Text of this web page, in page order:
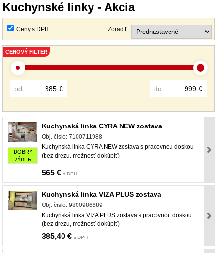
Kuchynské linky - Akcia
Ceny s DPH Zoradiť:
CENOVÝ FILTER
od € do €
DOBRÝ
VÝBER
Kuchynská linka CYRA NEW zostava
Obj. čislo: 7100711988
Kuchynská linka CYRA NEW zostava s pracovnou doskou
(bez drezu, možnosť dokúpiť)
565 € s DPH
Kuchynská linka VIZA PLUS zostava
Obj. čislo: 9800986689
Kuchynská linka VIZA PLUS zostava s pracovnou doskou
(bez drezu, možnosť dokúpiť)
385,40 € s DPH